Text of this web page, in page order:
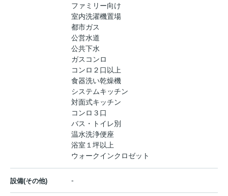
ファミリー向け
室内洗濯機置場
都市ガス
公営水道
公共下水
ガスコンロ
コンロ２口以上
食器洗い乾燥機
システムキッチン
対面式キッチン
コンロ３口
バス・トイレ別
温水洗浄便座
浴室１坪以上
ウォークインクロゼット
設備(その他) -